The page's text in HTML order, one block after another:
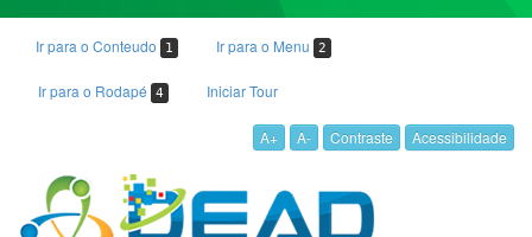
Ir para o Conteudo 1 Ir para o Menu 2
Ir para o Rodapé 4 Iniciar Tour
A+ A- Contraste Acessibilidade